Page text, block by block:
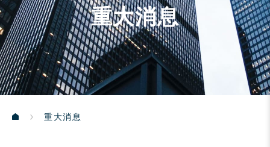
重大消息
重大消息